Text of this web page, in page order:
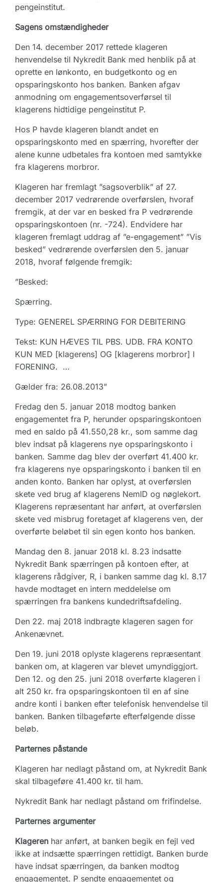
pengeinstitut.
Sagens omstændigheder
Den 14. december 2017 rettede klageren
henvendelse til Nykredit Bank med henblik på at
oprette en lønkonto, en budgetkonto og en
opsparingskonto hos banken. Banken afgav
anmodning om engagementsoverførsel til
klagerens hidtidige pengeinstitut P.
Hos P havde klageren blandt andet en
opsparingskonto med en spærring, hvorefter der
alene kunne udbetales fra kontoen med samtykke
fra klagerens morbror.
Klageren har fremlagt ”sagsoverblik” af 27.
december 2017 vedrørende overførslen, hvoraf
fremgik, at der var en besked fra P vedrørende
opsparingskontoen (nr. -724). Endvidere har
klageren fremlagt uddrag af ”e-engagement” ”Vis
besked” vedrørende overførslen den 5. januar
2018, hvoraf følgende fremgik:
”Besked:
Spærring.
Type: GENEREL SPÆRRING FOR DEBITERING
Tekst: KUN HÆVES TIL PBS. UDB. FRA KONTO
KUN MED [klagerens] OG [klagerens morbror] I
FORENING. …
Gælder fra: 26.08.2013”
Fredag den 5. januar 2018 modtog banken
engagementet fra P, herunder opsparingskontoen
med en saldo på 41.550,28 kr., som samme dag
blev indsat på klagerens nye opsparingskonto i
banken. Samme dag blev der overført 41.400 kr.
fra klagerens nye opsparingskonto i banken til en
anden konto. Banken har oplyst, at overførslen
skete ved brug af klagerens NemID og nøglekort.
Klagerens repræsentant har anført, at overførslen
skete ved misbrug foretaget af klagerens ven, der
overførte beløbet til sin egen konto hos banken.
Mandag den 8. januar 2018 kl. 8.23 indsatte
Nykredit Bank spærringen på kontoen efter, at
klagerens rådgiver, R, i banken samme dag kl. 8.17
havde modtaget en intern meddelelse om
spærringen fra bankens kundedriftsafdeling.
Den 22. maj 2018 indbragte klageren sagen for
Ankenævnet.
Den 19. juni 2018 oplyste klagerens repræsentant
banken om, at klageren var blevet umyndiggjort.
Den 12. og den 25. juni 2018 overførte klageren i
alt 250 kr. fra opsparingskontoen til en af sine
andre konti i banken efter telefonisk henvendelse til
banken. Banken tilbageførte efterfølgende disse
beløb.
Parternes påstande
Klageren har nedlagt påstand om, at Nykredit Bank
skal tilbageføre 41.400 kr. til ham.
Nykredit Bank har nedlagt påstand om frifindelse.
Parternes argumenter
Klageren har anført, at banken begik en fejl ved
ikke at indsætte spærringen rettidigt. Banken burde
have indsat spærringen, da banken modtog
engagementet. P sendte engagementet og